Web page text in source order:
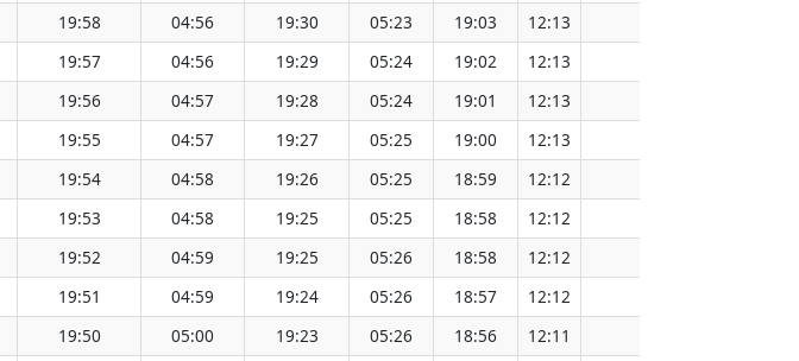
19:58 04:56 19:30 05:23 19:03 12:13
19:57 04:56 19:29 05:24 19:02 12:13
19:56 04:57 19:28 05:24 19:01 12:13
19:55 04:57 19:27 05:25 19:00 12:13
19:54 04:58 19:26 05:25 18:59 12:12
19:53 04:58 19:25 05:25 18:58 12:12
19:52 04:59 19:25 05:26 18:58 12:12
19:51 04:59 19:24 05:26 18:57 12:12
19:50 05:00 19:23 05:26 18:56 12:11